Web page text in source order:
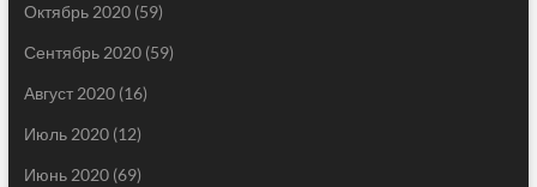
Октябрь 2020(59)
Сентябрь 2020(59)
Август 2020(16)
Июль 2020(12)
Июнь 2020(69)